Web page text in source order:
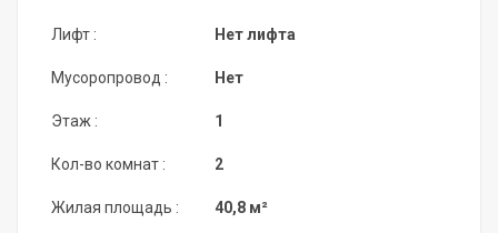
Лифт :
Мусоропровод :
Этаж :
Кол-во комнат :
Жилая площадь :
Нет лифта
Нет
1
2
40,8 м²